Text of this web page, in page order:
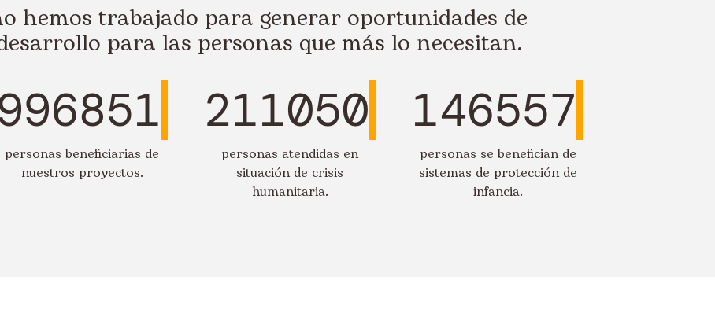
hemos trabajado para generar oportunidades de
para las personas que más lo necesitan.
personas beneficiarias de
nuestros proyectos.
211050
personas atendidas en
situación de crisis
humanitaria.
146557
personas se benefician de
sistemas de protección de
infancia.